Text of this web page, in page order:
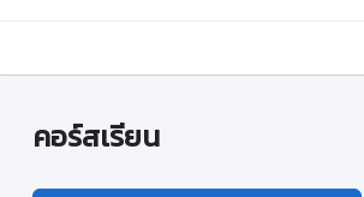
คอร์สเรียน